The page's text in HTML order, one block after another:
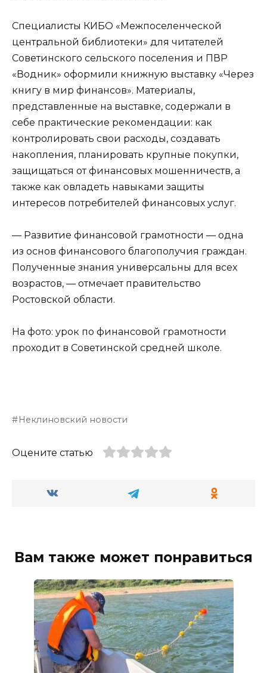
Специалисты КИБО «Межпоселенческой
центральной библиотеки» для читателей
Советинского сельского поселения и ПВР
«Водник» оформили книжную выставку «Через
книгу в мир финансов». Материалы,
представленные на выставке, содержали в
себе практические рекомендации: как
контролировать свои расходы, создавать
накопления, планировать крупные покупки,
защищаться от финансовых мошенничеств, а
также как овладеть навыками защиты
интересов потребителей финансовых услуг.
— Развитие финансовой грамотности — одна
из основ финансового благополучия граждан.
Полученные знания универсальны для всех
возрастов, — отмечает правительство
Ростовской области.
На фото: урок по финансовой грамотности
проходит в Советинской средней школе.
Неклиновский новости
Оцените статью
Вам также может понравиться